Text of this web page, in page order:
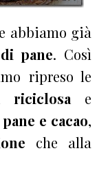
abbiamo già
pane. Così
ripreso le
riciclosa e
e cacao,
che alla